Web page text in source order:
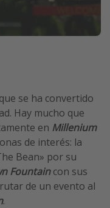
se ha convertido
Hay mucho que
en Millenium
de interés: la
Bean» por su
Fountaincon sus
de un evento al
.